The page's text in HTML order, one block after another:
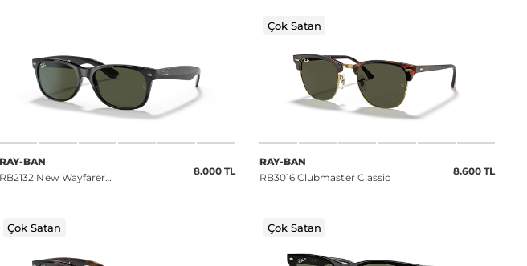
RAY-BAN
RB2132 New Wayfarer
8.000 TL
Çok Satan
RAY-BAN
RB3016 Clubmaster Classic
8.600 TL
Çok Satan Çok Satan